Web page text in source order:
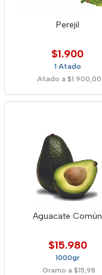
Perejil
$1.900
1 Atado
Atado a $1.900,00
Aguacate Común
$15.980
1000gr
Gramo a $15,98